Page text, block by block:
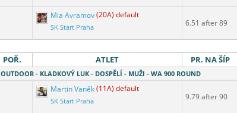
Mia Avramov(20A) default
SK Start Praha 6.51 after 89
POŘ. ATLET PR. NA ŠÍP
OUTDOOR - KLADKOVÝ LUK - DOSPĚLÍ - MUŽI - WA 900 ROUND
Martin Vaněk(11A) default
SK Start Praha 9.79 after 90